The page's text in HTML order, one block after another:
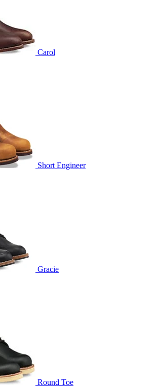
Carol
Short Engineer
Gracie
Round Toe